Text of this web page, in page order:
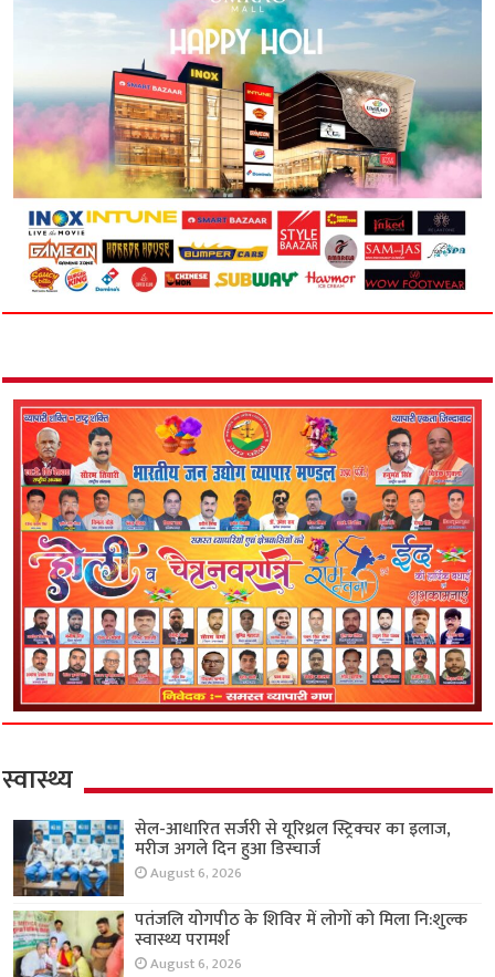
स्वास्थ्य
सेल-आधारित सर्जरी से यूरिथ्रल स्ट्रिक्चर का इलाज,
मरीज अगले दिन हुआ डिस्चार्ज
August 6, 2026
पतंजलि योगपीठ के शिविर में लोगों को मिला नि:शुल्क
स्वास्थ्य परामर्श
August 6, 2026